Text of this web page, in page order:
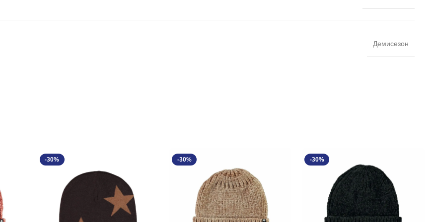
Демисезон
-30% -30% -30%